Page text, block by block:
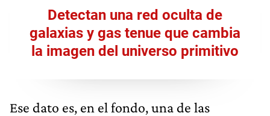
Detectan una red oculta de
galaxias y gas tenue que cambia
la imagen del universo primitivo
Ese dato es, en el fondo, una de las